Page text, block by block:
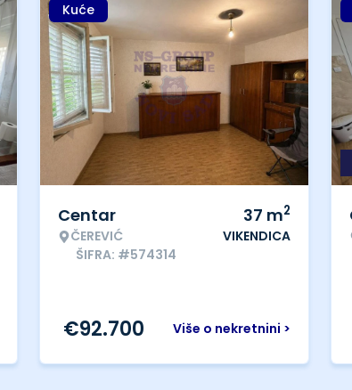
Kuće
Centar
ČEREVIĆ
ŠIFRA: #574314
37 m2
VIKENDICA
Više o nekretnini >
€92.700